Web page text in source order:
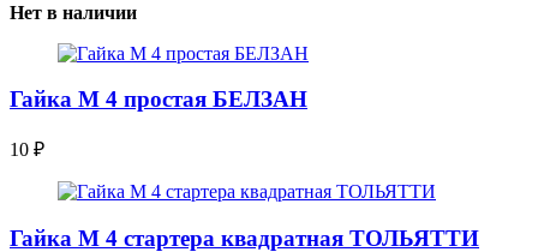
Нет в наличии
Гайка М 4 простая БЕЛЗАН
10 ₽
Гайка М 4 стартера квадратная ТОЛЬЯТТИ